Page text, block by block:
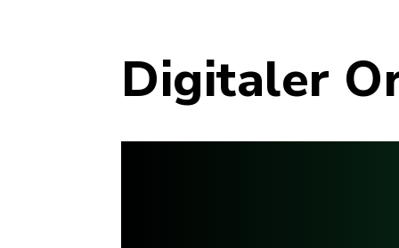
Digitaler